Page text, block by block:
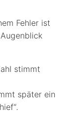
Fehler ist
stimmt
später ein